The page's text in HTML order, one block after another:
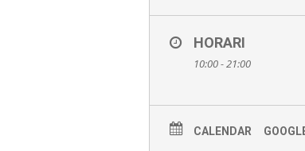
Accés lliure
HORARI
10:00 - 21:00
CALENDAR